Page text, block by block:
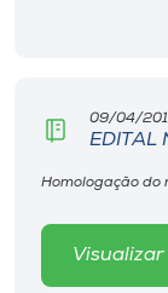
Selecione
09/04/
EDITAL
Homologação do
Visualizar